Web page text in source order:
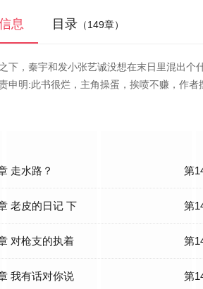
息 目录 （149章）
下，秦宇和发小张艺诚没想在末日里混出个
申明:此书很烂，主角操蛋，挨喷不赚，作
走水路？ 第
老皮的日记 下 第
对枪支的执着 第
我有话对你说 第